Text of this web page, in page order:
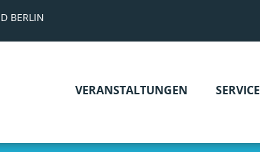
BERLIN
VERANSTALTUNGEN SERVICE